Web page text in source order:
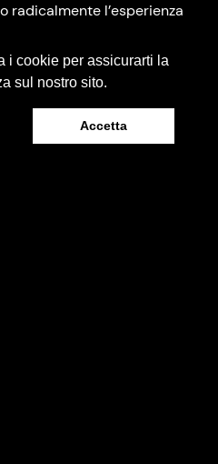
radicalmente l’esperienza
potenza di
e l’avvento della realtà
possono
sempre più coinvolgenti
i cookie per assicurarti la
sul nostro sito.
Accetta